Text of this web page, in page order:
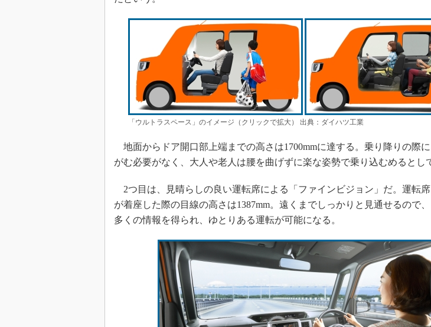
「ウルトラスペース」のイメージ（クリックで拡大） 出典：ダイハツ工業
地面からドア開口部上端までの高さは1700mmに達する。乗り降りの際
がむ必要がなく、大人や老人は腰を曲げずに楽な姿勢で乗り込むめるとし
2つ目は、見晴らしの良い運転席による「ファインビジョン」だ。運転
が着座した際の目線の高さは1387mm。遠くまでしっかりと見通せるので
多くの情報を得られ、ゆとりある運転が可能になる。